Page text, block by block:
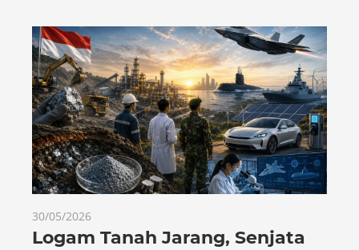
30/05/2026
Logam Tanah Jarang, Senjata